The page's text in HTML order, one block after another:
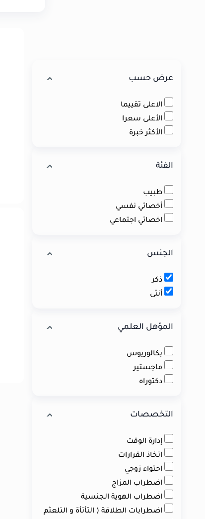
عرض حسب
الاعلى تقييما
الأعلى سعرا
الأكثر خبرة
الفئة
طبيب
أخصائي نفسي
اخصائي اجتماعي
الجنس
ذكر
أنثى
المؤهل العلمي
بكالوريوس
ماجستير
دكتوراه
التخصصات
إدارة الوقت
اتخاذ القرارات
احتواء زوجي
اضطراب المزاج
اضطراب الهوية الجنسية
اضطرابات الطلاقة ( التأتأة و التلعثم